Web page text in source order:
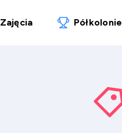
Zajęcia Półkolonie